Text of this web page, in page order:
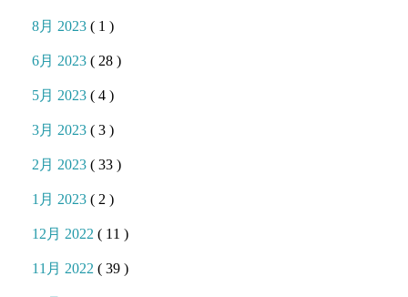
8月 2023( 1 )
6月 2023( 28 )
5月 2023( 4 )
3月 2023( 3 )
2月 2023( 33 )
1月 2023( 2 )
12月 2022( 11 )
11月 2022( 39 )